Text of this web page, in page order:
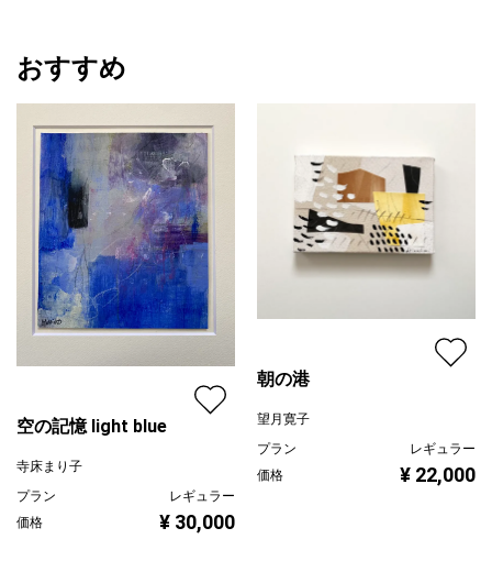
おすすめ
空の記憶 light blue
寺床まり子
プラン
レギュラー
価格
¥ 30,000
朝の港
望月寛子
プラン
レギュラー
価格
¥ 22,000